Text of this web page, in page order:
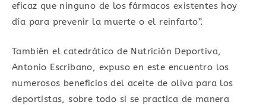
eficaz que ninguno de los fármacos existentes hoy
día para prevenir la muerte o el reinfarto”.
También el catedrático de Nutrición Deportiva,
Antonio Escribano, expuso en este encuentro los
numerosos beneficios del aceite de oliva para los
deportistas, sobre todo si se practica de manera